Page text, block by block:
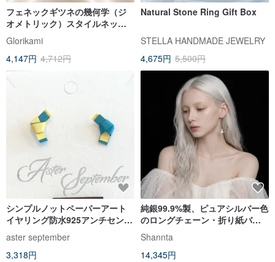
フェネックギツネの幾何学（ジ
オメトリック）スタイルネック
レス
Glorikami
4,147円 4,712円
Natural Stone Ring Gift Box
STELLA HANDMADE JEWELRY
4,675円 5,500円
シンプルノットペーパーアート
イヤリング防水925アンチセンシ
ティブピアスウェンチンフェン
はイヤリングを変更できます
aster september
3,318円
純銀99.9%製、ピュアシルバー色
のロングチェーン・折り紙バー
ドピアス
Shannta
14,345円